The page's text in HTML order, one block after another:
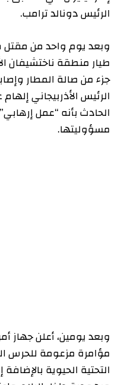
الرئيس دونالد ترامب.
وبعد يوم واحد من
طيار منطقة ناختشيفان
جزء من صالة المطار
الرئيس الأذربيجاني
الحادث بأنه “عمل
مسؤوليتها.
وبعد يومين، أعلن جهاز
مؤامرة مزعومة للحرس
التحتية الحيوية